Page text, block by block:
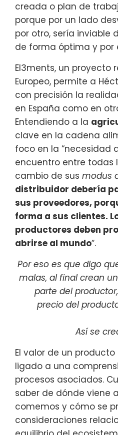
creada o plan de
porque por un lado
por otro, sería inviable
de forma óptima y por
El3ments, un proyecto
Europeo, permite a
con precisión la
en España como en
Entendiendo a la
clave en la cadena
foco en la “necesidad
encuentro entre todas
cambio de sus modus
distribuidor debería
sus proveedores,
forma a sus clientes.
productores deben
abrirse al mundo”.
Por eso es que digo
malas, al final crean
parte del
precio del
Así se
El valor de un
ligado a una
procesos asociados.
saber de dónde viene
comemos y cómo se
consideraciones